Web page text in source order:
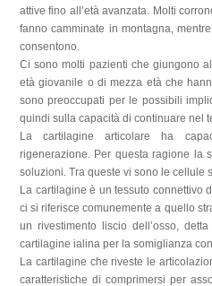
attive fino all’età avanzata. Molti
fanno camminate in montagna,
consentono.
Ci sono molti pazienti che giungono
età giovanile o di mezza età che
sono preoccupati per le possibili
quindi sulla capacità di continuare nel
La cartilagine articolare ha
rigenerazione. Per questa ragione la
soluzioni. Tra queste vi sono le cellule
La cartilagine è un tessuto connettivo
ci si riferisce comunemente a quello
un rivestimento liscio dell’osso,
cartilagine ialina per la somiglianza
La cartilagine che riveste le
caratteristiche di comprimersi per